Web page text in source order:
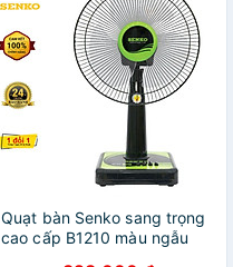
Quạt bàn Senko sang trọng
cao cấp B1210 màu ngẫu